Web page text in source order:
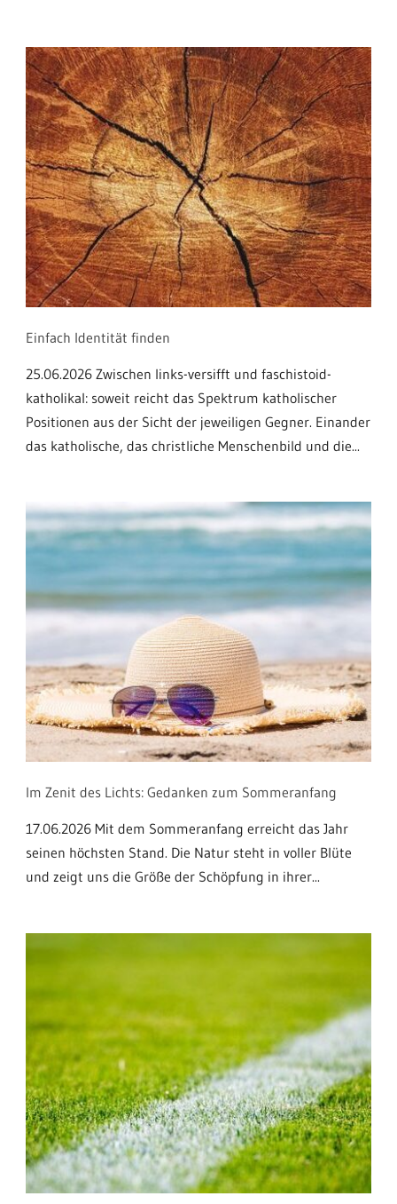
Einfach Identität finden
25.06.2026 Zwischen links-versifft und faschistoid-
katholikal: soweit reicht das Spektrum katholischer
Positionen aus der Sicht der jeweiligen Gegner. Einander
das katholische, das christliche Menschenbild und die...
Im Zenit des Lichts: Gedanken zum Sommeranfang
17.06.2026 Mit dem Sommeranfang erreicht das Jahr
seinen höchsten Stand. Die Natur steht in voller Blüte
und zeigt uns die Größe der Schöpfung in ihrer...